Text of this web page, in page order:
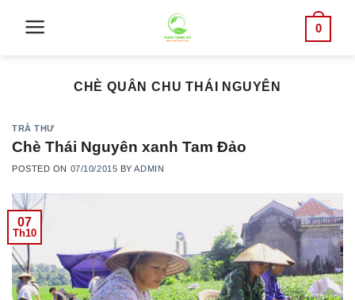
0
CHÈ QUÂN CHU THÁI NGUYÊN
TRÀ THƯ
Chè Thái Nguyên xanh Tam Đảo
POSTED ON 07/10/2015 BYADMIN
07
Th10